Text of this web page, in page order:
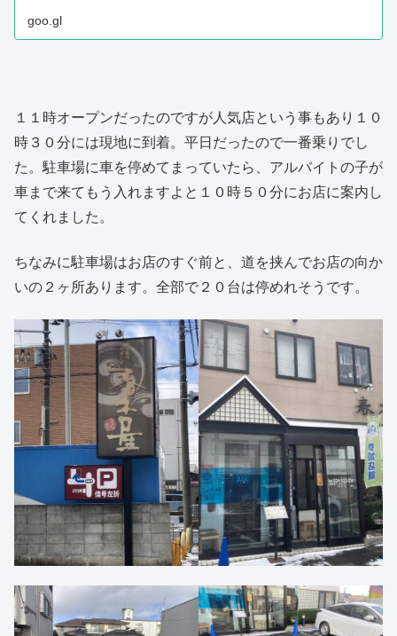
goo.gl
１１時オープンだったのですが人気店という事もあり１０
時３０分には現地に到着。平日だったので一番乗りでし
た。駐車場に車を停めてまっていたら、アルバイトの子が
車まで来てもう入れますよと１０時５０分にお店に案内し
てくれました。
ちなみに駐車場はお店のすぐ前と、道を挟んでお店の向か
いの２ヶ所あります。全部で２０台は停めれそうです。